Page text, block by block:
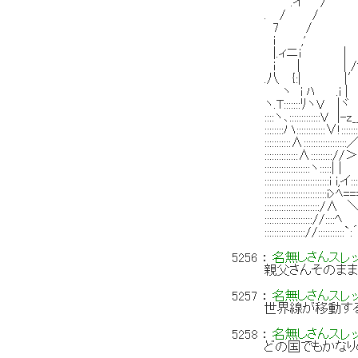
. / / / i
7 / ,ｲ
i ,' /
|.ィニi |
i | | /弋
.八 {:| |′
ヽ i ﾊ .i
ヽ.T:::::::ﾘヽ
::::ヽ､
::::::::ハ
:::::::::::::::::::ヽ
:::::::::::::::::::::::::::i i,
::::::::::::::::::::::::::i>
:::::::::::::::::::::::/∧
:::::::::::::::::::://
::::::::::::::::://
5256 ：名無しさんス
親父さんそのま
5257 ：名無しさんス
世界線が移動す
5258 ：名無しさんス
どの国でもかな